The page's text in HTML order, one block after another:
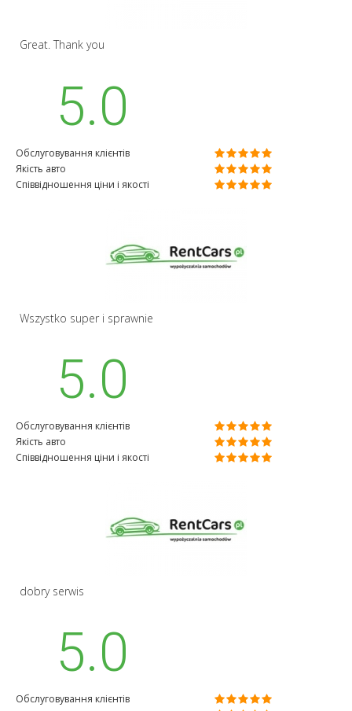
Great. Thank you
5.0
Обслуговування клієнтів
Якість авто
Співвідношення ціни і якості
Wszystko super i sprawnie
5.0
Обслуговування клієнтів
Якість авто
Співвідношення ціни і якості
dobry serwis
5.0
Обслуговування клієнтів